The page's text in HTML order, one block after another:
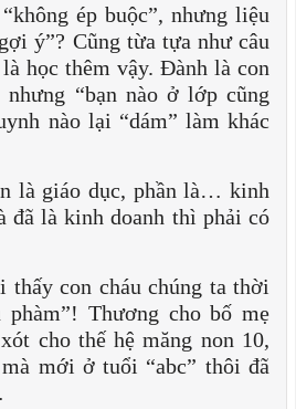
ép buộc”, nhưng liệu
ý”? Cũng từa tựa như câu
học thêm vậy. Đành là con
nhưng “bạn nào ở lớp cũng
nào lại “dám” làm khác
là giáo dục, phần là… kinh
đã là kinh doanh thì phải có
thấy con cháu chúng ta thời
phàm”! Thương cho bố mẹ
cho thế hệ măng non 10,
mới ở tuổi “abc” thôi đã